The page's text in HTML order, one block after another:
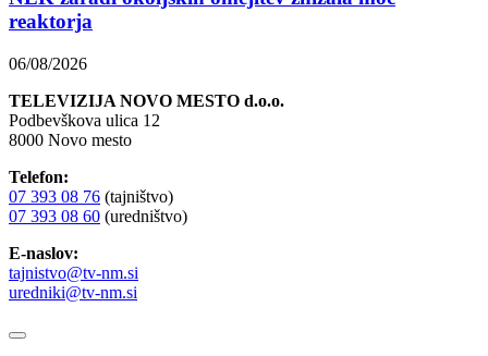
reaktorja
06/08/2026
TELEVIZIJA NOVO MESTO d.o.o.
Podbevškova ulica 12
8000 Novo mesto
Telefon:
07 393 08 76 (tajništvo)
07 393 08 60 (uredništvo)
E-naslov:
tajnistvo@tv-nm.si
uredniki@tv-nm.si